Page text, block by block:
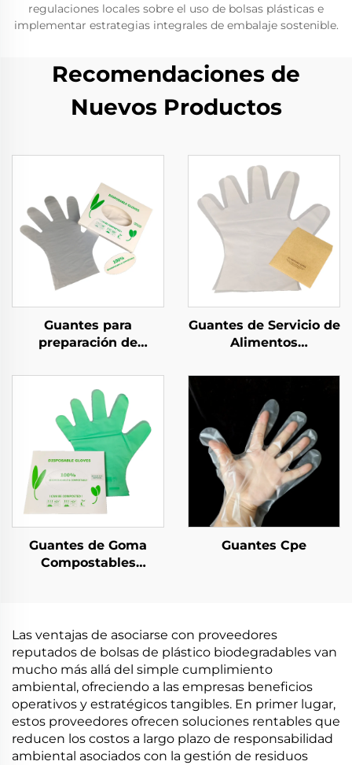
regulaciones locales sobre el uso de bolsas plásticas e
implementar estrategias integrales de embalaje sostenible.
Recomendaciones de
Nuevos Productos
Guantes para
preparación de
compostables
Biodegradables y
Compostables de
material PLA PBAT
almidón de maíz
Guantes de Servicio de
Alimentos
Biodegradables y
Compostables Hechos
de Material de PLA
PBAT almidón de maíz
Guantes de Goma
Compostables
Almidón de Maíz
Guantes Cpe
Las ventajas de asociarse con proveedores
reputados de bolsas de plástico biodegradables van
mucho más allá del simple cumplimiento
ambiental, ofreciendo a las empresas beneficios
operativos y estratégicos tangibles. En primer lugar,
estos proveedores ofrecen soluciones rentables que
reducen los costos a largo plazo de responsabilidad
ambiental asociados con la gestión de residuos